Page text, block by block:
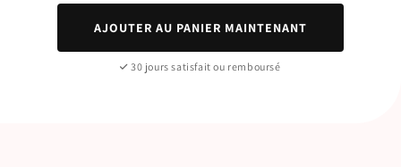
AJOUTER AU PANIER MAINTENANT
30 jours satisfait ou remboursé